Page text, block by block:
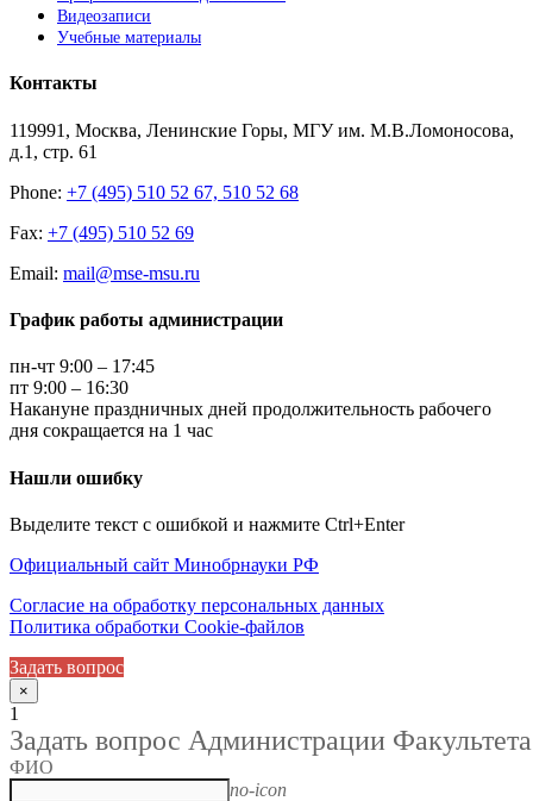
Видеозаписи
Учебные материалы
Контакты
119991, Москва, Ленинские Горы, МГУ им. М.В.Ломоносова,
д.1, стр. 61
Phone: +7 (495) 510 52 67, 510 52 68
Fax: +7 (495) 510 52 69
Email: mail@mse-msu.ru
График работы администрации
пн-чт 9:00 – 17:45
пт 9:00 – 16:30
Накануне праздничных дней продолжительность рабочего
дня сокращается на 1 час
Нашли ошибку
Выделите текст с ошибкой и нажмите Ctrl+Enter
Официальный сайт Минобрнауки РФ
Согласие на обработку персональных данных
Политика обработки Cookie-файлов
Задать вопрос
×
1
Задать вопрос Администрации Факультета
ФИО
no-icon